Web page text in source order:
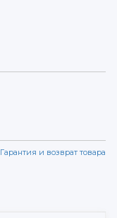
Гарантия и возврат товара